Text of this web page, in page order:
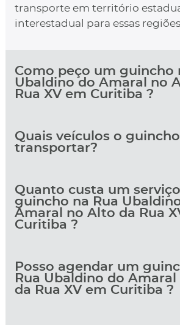
transporte em território
interestadual para essas regiões.
Como peço um guincho
Ubaldino do Amaral no
Rua XV em Curitiba ?
Quais veículos o
transportar?
Quanto custa um
guincho na Rua
Amaral no Alto da Rua
Curitiba ?
Posso agendar um
Rua Ubaldino do
da Rua XV em Curitiba ?